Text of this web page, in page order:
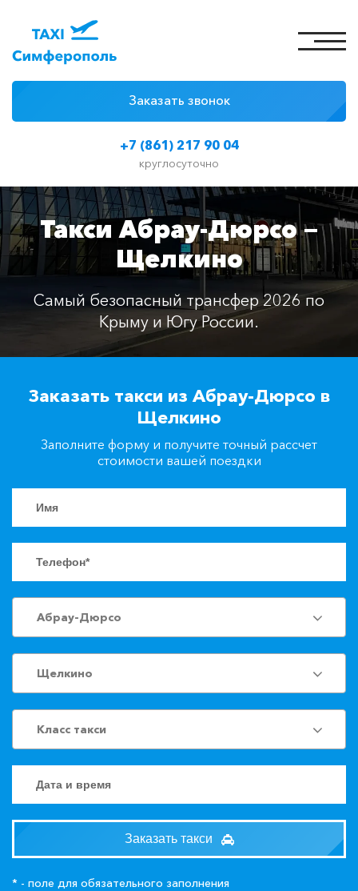
+7 (861) 217 90 04
круглосуточно
Заказать звонок
Цены на такси
Классы автомобилей
Отзывы
Контакты
+7(861)217-90-04
Заказать такси
Такси Абрау-Дюрсо —
Щелкино
Самый безопасный трансфер 2026 по
Крыму и Югу России.
Заказать такси из Абрау-Дюрсо в
Щелкино
Заполните форму и получите точный рассчет
стоимости вашей поездки
Абрау-Дюрсо
Щелкино
Класс такси
Заказать такси
* - поле для обязательного заполнения